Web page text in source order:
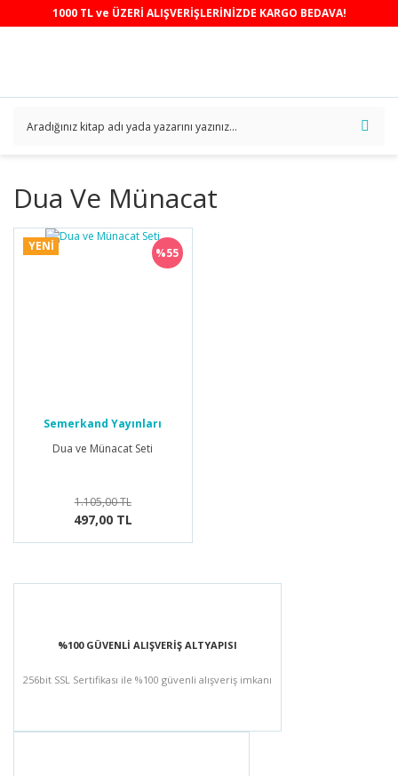
1000 TL ve ÜZERİ ALIŞVERİŞLERİNİZDE KARGO BEDAVA!
Dua Ve Münacat
YENİ %55
Semerkand Yayınları
Dua ve Münacat Seti
1.105,00 TL
497,00 TL
%100 GÜVENLİ ALIŞVERİŞ ALTYAPISI
256bit SSL Sertifikası ile %100 güvenli alışveriş imkanı